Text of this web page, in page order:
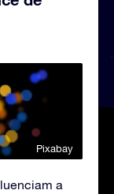
Pixabay
a